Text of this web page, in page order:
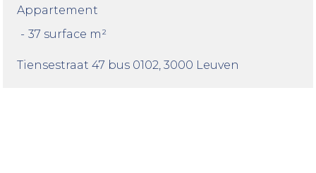
Appartement
- 37 surface m²
Tiensestraat 47 bus 0102 , 3000 Leuven